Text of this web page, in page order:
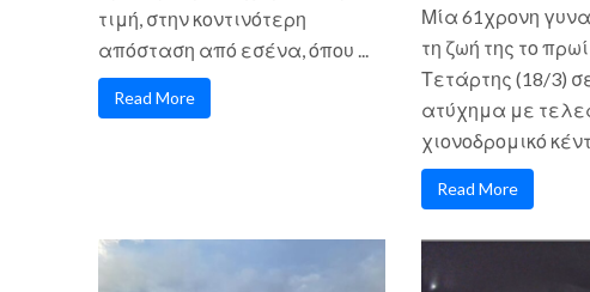
τιμή, στην κοντινότερη
απόσταση από εσένα, όπου ...
Read More
Μία 61χρονη
τη ζωή της το
Τετάρτης (18/3)
ατύχημα με
χιονοδρομικό
Read More